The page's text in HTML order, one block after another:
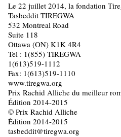
Le 22 juillet 2014, la fondation
Tasbeddit TIREGWA
532 Montreal Road
Suite 118
Ottawa (ON) K1K 4R4
Tel : 1(855) TIREGWA
1(613)519-1112
Fax: 1(613)519-1110
www.tiregwa.org
Prix Rachid Alliche du meilleur
Édition 2014-2015
© Prix Rachid Alliche
Édition 2014-2015
tasbeddit@tiregwa.org